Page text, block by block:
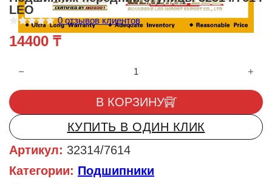
LEO
ц
е
и
з
5
0отзывов клиентов
14400 ₸
Количество товара Подшипник передний ступицы 32314/7614
В КОРЗИНУ
КУПИТЬ В ОДИН КЛИК
Артикул: 32314/7614
Категории: Подшипники